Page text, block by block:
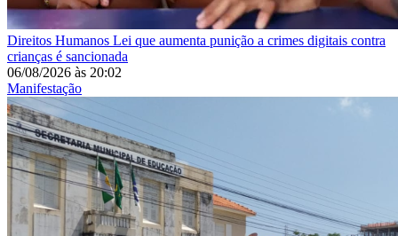
Direitos Humanos Lei que aumenta punição a crimes digitais contra
crianças é sancionada
06/08/2026 às 20:02
Manifestação